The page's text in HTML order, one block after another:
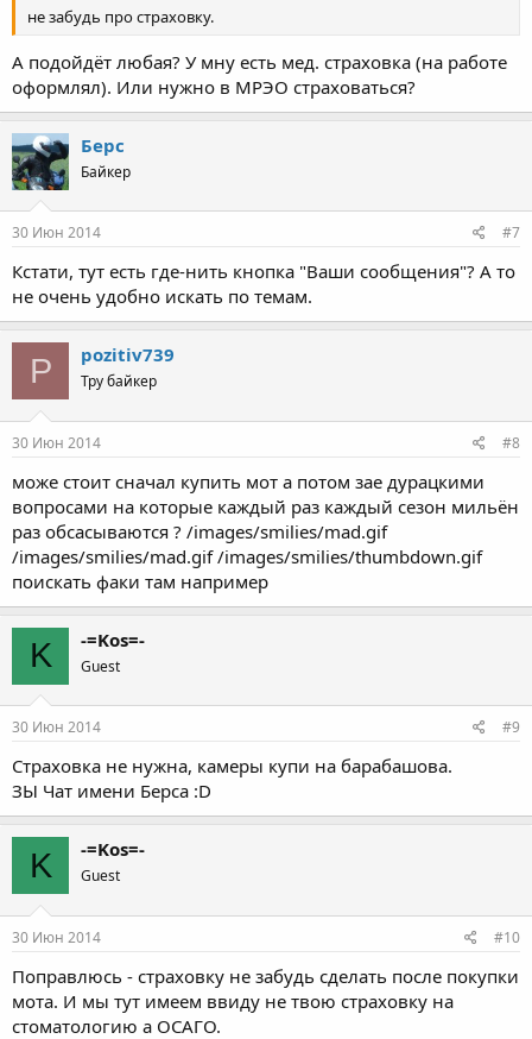
не забудь про страховку.
А подойдёт любая? У мну есть мед. страховка (на работе
оформлял). Или нужно в МРЭО страховаться?
Берс
Байкер
30 Июн 2014 #7
Кстати, тут есть где-нить кнопка "Ваши сообщения"? А то
не очень удобно искать по темам.
P pozitiv739
Тру байкер
30 Июн 2014 #8
може стоит сначал купить мот а потом зае дурацкими
вопросами на которые каждый раз каждый сезон мильён
раз обсасываются ? /images/smilies/mad.gif
/images/smilies/mad.gif /images/smilies/thumbdown.gif
поискать факи там например
K -=Kos=-
Guest
30 Июн 2014 #9
Страховка не нужна, камеры купи на барабашова.
ЗЫ Чат имени Берса :D
K -=Kos=-
Guest
30 Июн 2014 #10
Поправлюсь - страховку не забудь сделать после покупки
мота. И мы тут имеем ввиду не твою страховку на
стоматологию а ОСАГО.